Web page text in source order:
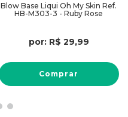
Blow Base Liqui Oh My Skin Ref.
HB-M303-3 - Ruby Rose
por: R$ 29,99
Comprar